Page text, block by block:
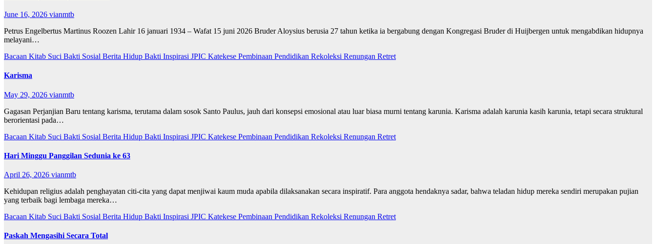
June 16, 2026 vianmtb
Petrus Engelbertus Martinus Roozen Lahir 16 januari 1934 – Wafat 15 juni 2026 Bruder Aloysius berusia 27 tahun ketika ia bergabung dengan Kongregasi Bruder di Huijbergen untuk mengabdikan hidupnya
melayani…
Bacaan Kitab Suci Bakti Sosial Berita Hidup Bakti Inspirasi JPIC Katekese Pembinaan Pendidikan Rekoleksi Renungan Retret
Karisma
May 29, 2026 vianmtb
Gagasan Perjanjian Baru tentang karisma, terutama dalam sosok Santo Paulus, jauh dari konsepsi emosional atau luar biasa murni tentang karunia. Karisma adalah karunia kasih karunia, tetapi secara struktural
berorientasi pada…
Bacaan Kitab Suci Bakti Sosial Berita Hidup Bakti Inspirasi JPIC Katekese Pembinaan Pendidikan Rekoleksi Renungan Retret
Hari Minggu Panggilan Sedunia ke 63
April 26, 2026 vianmtb
Kehidupan religius adalah penghayatan citi-cita yang dapat menjiwai kaum muda apabila dilaksanakan secara inspiratif. Para anggota hendaknya sadar, bahwa teladan hidup mereka sendiri merupakan pujian
yang terbaik bagi lembaga mereka…
Bacaan Kitab Suci Bakti Sosial Berita Hidup Bakti Inspirasi JPIC Katekese Pembinaan Pendidikan Rekoleksi Renungan Retret
Paskah Mengasihi Secara Total